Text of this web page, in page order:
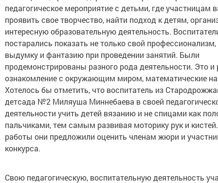
педагогическое мероприятие с детьми, где участницам
проявить свое творчество, найти подход к детям,
интересную образовательную деятельность.
постарались показать не только свой профессионализм,
выдумку и фантазию при проведении занятий. Были
продемонстрированы разного рода деятельности. Это и
ознакомление с окружающим миром, математические
Хотелось бы отметить, что воспитатель из
детсада №2 Миляуша Миннебаева в своей
деятельности учить детей вязанию и не спицами как
пальчиками, тем самым развивая моторику рук и
работы они предложили оценить членам жюри и
конкурса.
Свою педагогическую, воспитательную деятельность